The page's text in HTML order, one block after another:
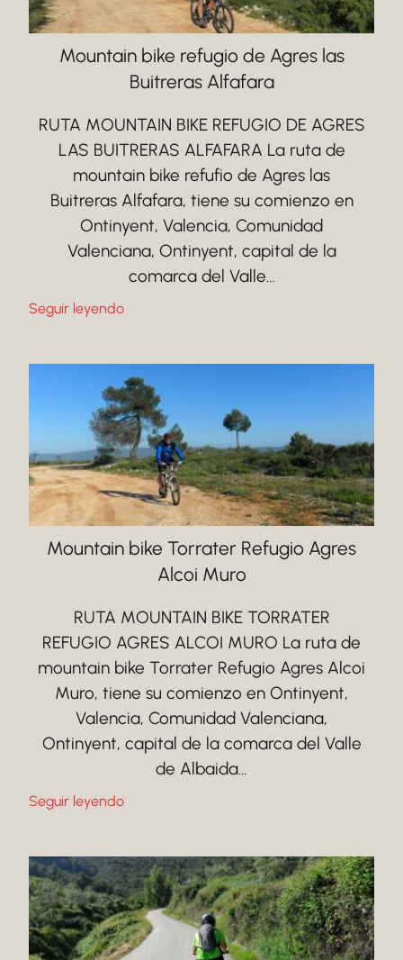
Mountain bike refugio de Agres las
Buitreras Alfafara
RUTA MOUNTAIN BIKE REFUGIO DE AGRES
LAS BUITRERAS ALFAFARA La ruta de
mountain bike refufio de Agres las
Buitreras Alfafara, tiene su comienzo en
Ontinyent, Valencia, Comunidad
Valenciana, Ontinyent, capital de la
comarca del Valle…
Seguir leyendo
Mountain bike Torrater Refugio Agres
Alcoi Muro
RUTA MOUNTAIN BIKE TORRATER
REFUGIO AGRES ALCOI MURO La ruta de
mountain bike Torrater Refugio Agres Alcoi
Muro, tiene su comienzo en Ontinyent,
Valencia, Comunidad Valenciana,
Ontinyent, capital de la comarca del Valle
de Albaida…
Seguir leyendo